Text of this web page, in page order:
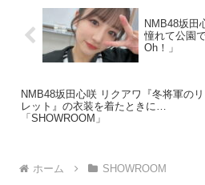
NMB48坂田
憧れて公園
Oh！」
NMB48坂田心咲 リクアワ『冬将軍の
レット』の衣装を着たときに…
「SHOWROOM」
ホーム SHOWROOM